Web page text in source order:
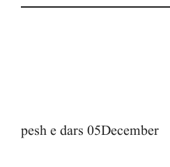
pesh e dars 05December